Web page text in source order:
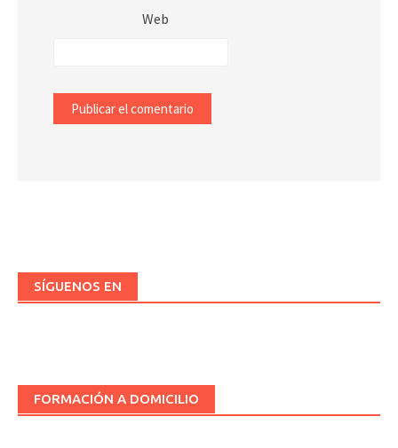
Web
SÍGUENOS EN
FORMACIÓN A DOMICILIO